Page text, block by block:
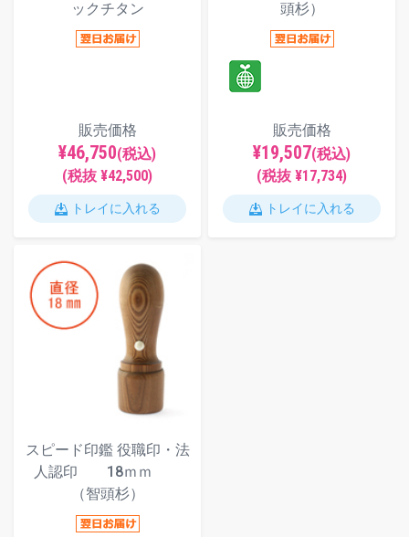
ックチタン
販売価格
¥46,750(税込)
(税抜 ¥42,500)
トレイに入れる
頭杉）
販売価格
¥19,507(税込)
(税抜 ¥17,734)
トレイに入れる
スピード印鑑 役職印・法
人認印 18ｍｍ
（智頭杉）